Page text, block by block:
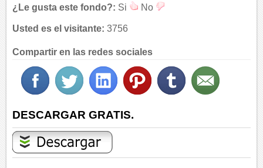
¿Le gusta este fondo?: Si No
Usted es el visitante: 3756
Compartir en las redes sociales
DESCARGAR GRATIS.